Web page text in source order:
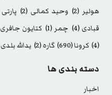
هولیر (2) وحید کمالی (2) پارتی
قبادی (4) چمر (1) کتایون جافری
(4)
کرونا(690) گاره(2) یدالله بلدی
دسته بندی ها
اخبار